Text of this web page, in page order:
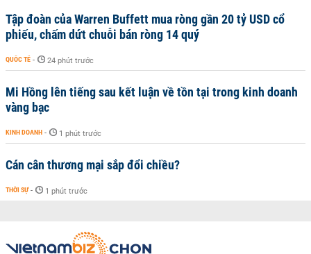
Tập đoàn của Warren Buffett mua ròng gần 20 tỷ USD cổ
phiếu, chấm dứt chuỗi bán ròng 14 quý
QUỐC TẾ - 24 phút trước
Mi Hồng lên tiếng sau kết luận về tồn tại trong kinh doanh
vàng bạc
KINH DOANH - 1 phút trước
Cán cân thương mại sắp đổi chiều?
THỜI SỰ - 1 phút trước